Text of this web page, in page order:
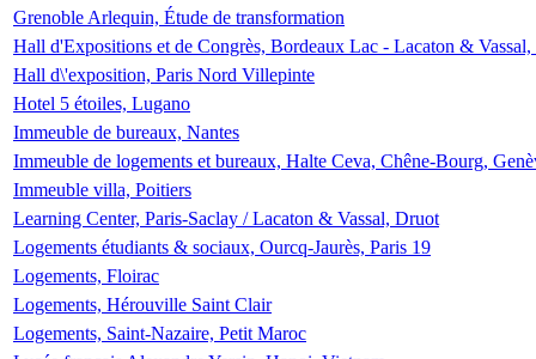
Grenoble Arlequin, Étude de transformation
Hall d'Expositions et de Congrès, Bordeaux Lac - Lacaton &
Hall d\'exposition, Paris Nord Villepinte
Hotel 5 étoiles, Lugano
Immeuble de bureaux, Nantes
Immeuble de logements et bureaux, Halte Ceva, Chêne-Bourg,
Immeuble villa, Poitiers
Learning Center, Paris-Saclay / Lacaton & Vassal, Druot
Logements étudiants & sociaux, Ourcq-Jaurès, Paris 19
Logements, Floirac
Logements, Hérouville Saint Clair
Logements, Saint-Nazaire, Petit Maroc